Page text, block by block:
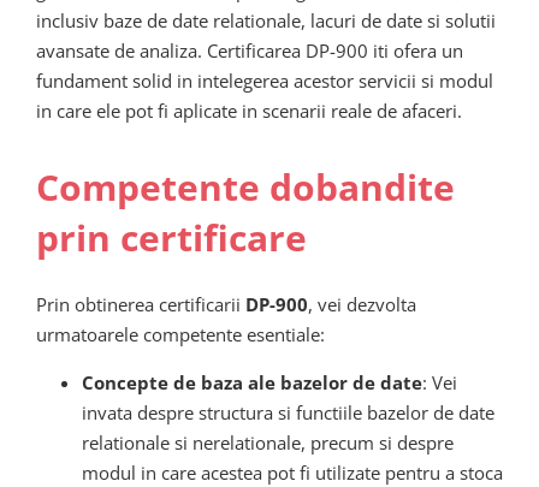
inclusiv baze de date relationale, lacuri de date si solutii
avansate de analiza. Certificarea DP-900 iti ofera un
fundament solid in intelegerea acestor servicii si modul
in care ele pot fi aplicate in scenarii reale de afaceri.
Competente dobandite
prin certificare
Prin obtinerea certificarii DP-900, vei dezvolta
urmatoarele competente esentiale:
Concepte de baza ale bazelor de date: Vei
invata despre structura si functiile bazelor de date
relationale si nerelationale, precum si despre
modul in care acestea pot fi utilizate pentru a stoca